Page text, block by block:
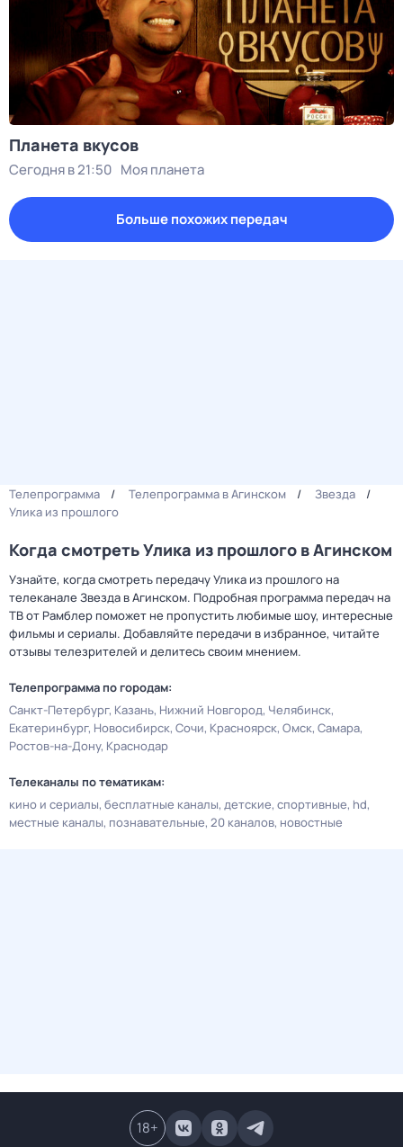
Планета вкусов
Сегодня в 21:50 Моя планета
Больше похожих передач
Телепрограмма Телепрограмма в Агинском
Звезда
Улика из прошлого
Когда смотреть Улика из прошлого в Агинском
Узнайте, когда смотреть передачу Улика из прошлого на
телеканале Звезда в Агинском. Подробная программа передач на
ТВ от Рамблер поможет не пропустить любимые шоу, интересные
фильмы и сериалы. Добавляйте передачи в избранное, читайте
отзывы телезрителей и делитесь своим мнением.
Телепрограмма по городам:
Санкт-Петербург Казань Нижний Новгород Челябинск
Екатеринбург Новосибирск Сочи Красноярск Омск Самара
Ростов-на-Дону Краснодар
Телеканалы по тематикам:
кино и сериалы бесплатные каналы детские спортивные hd
местные каналы познавательные 20 каналов новостные
18+